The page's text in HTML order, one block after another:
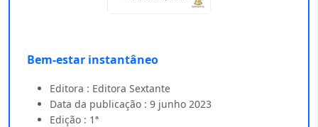
Bem-estar instantâneo
Editora : Editora Sextante
Data da publicação : 9 junho 2023
Edição : 1ª